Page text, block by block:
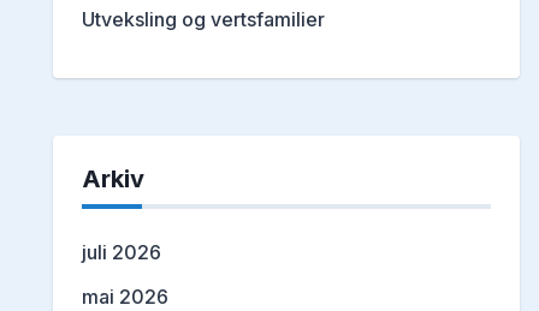
Utveksling og vertsfamilier
Arkiv
juli 2026
mai 2026